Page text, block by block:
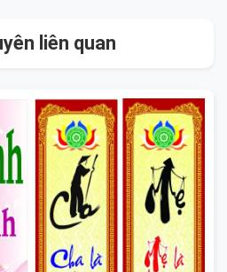
liên quan